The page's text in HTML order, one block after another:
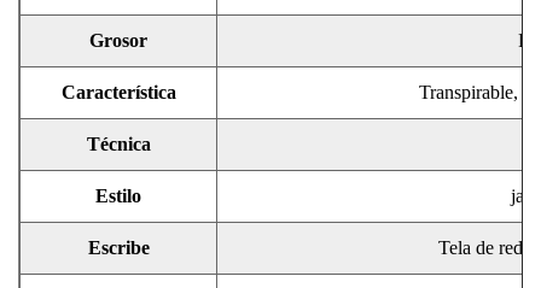
Grosor
Característica Transpirable,
Técnica
Estilo
Escribe Tela de red,